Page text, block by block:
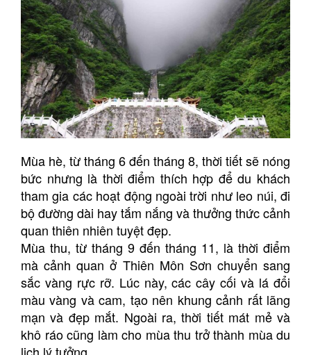
Mùa hè, từ tháng 6 đến tháng 8, thời tiết sẽ nóng
bức nhưng là thời điểm thích hợp để du khách
tham gia các hoạt động ngoài trời như leo núi, đi
bộ đường dài hay tắm nắng và thưởng thức cảnh
quan thiên nhiên tuyệt đẹp.
Mùa thu, từ tháng 9 đến tháng 11, là thời điểm
mà cảnh quan ở Thiên Môn Sơn chuyển sang
sắc vàng rực rỡ. Lúc này, các cây cối và lá đổi
màu vàng và cam, tạo nên khung cảnh rất lãng
mạn và đẹp mắt. Ngoài ra, thời tiết mát mẻ và
khô ráo cũng làm cho mùa thu trở thành mùa du
lịch lý tưởng.